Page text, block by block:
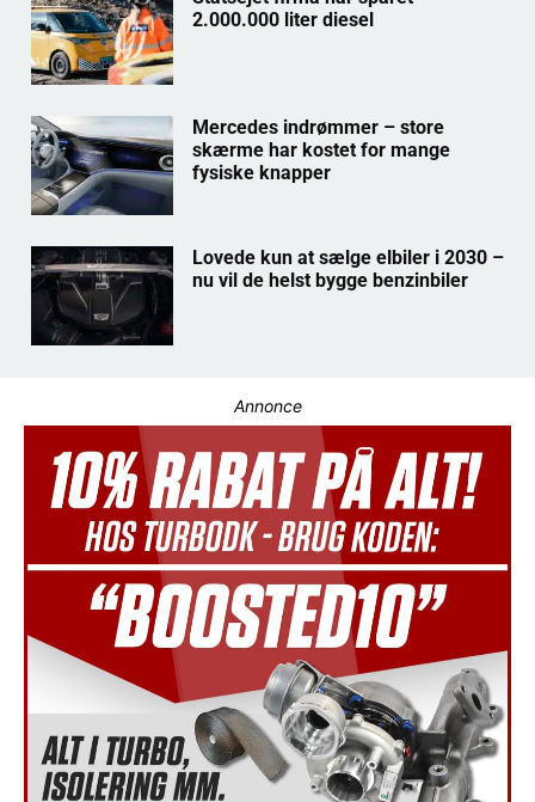
2.000.000 liter diesel
Mercedes indrømmer – store
skærme har kostet for mange
fysiske knapper
Lovede kun at sælge elbiler i 2030 –
nu vil de helst bygge benzinbiler
Annonce